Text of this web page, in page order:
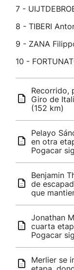
7 -
8 - TIBERI
9 - ZANA
10 -
Recorrido,
Giro de
(152 km)
Pelayo
en otra
Pogacar
Benjamin
de
que
Jonathan
cuarta
Pogacar
Merlier se